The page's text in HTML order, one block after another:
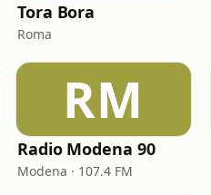
Tora Bora
Roma
RM
Radio Modena 90
Modena · 107.4 FM